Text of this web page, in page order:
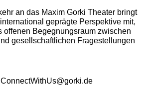
an das Maxim Gorki Theater bringt
geprägte Perspektive mit,
offenen Begegnungsraum zwischen
gesellschaftlichen Fragestellungen
ConnectWithUs@gorki.de